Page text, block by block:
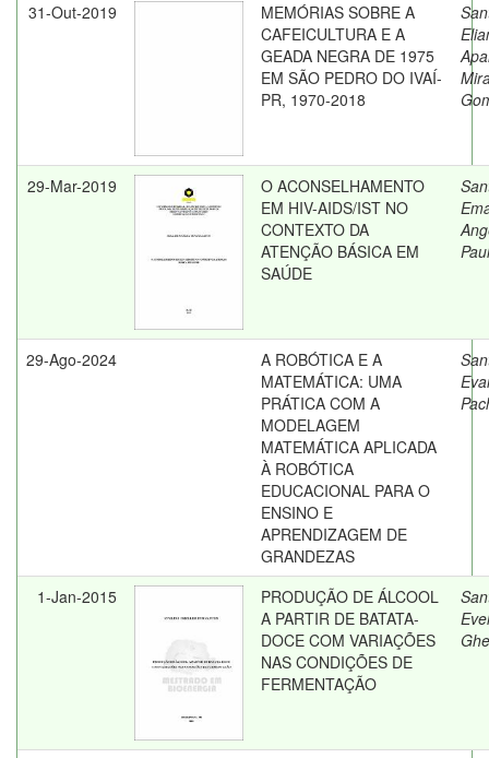
31-Out-2019
MEMÓRIAS SOBRE A
CAFEICULTURA E A
GEADA NEGRA DE 1975
EM SÃO PEDRO DO IVAÍ-
PR, 1970-2018
29-Mar-2019
O ACONSELHAMENTO
EM HIV-AIDS/IST NO
CONTEXTO DA
ATENÇÃO BÁSICA EM
SAÚDE
29-Ago-2024
A ROBÓTICA E A
MATEMÁTICA: UMA
PRÁTICA COM A
MODELAGEM
MATEMÁTICA APLICADA
À ROBÓTICA
EDUCACIONAL PARA O
ENSINO E
APRENDIZAGEM DE
GRANDEZAS
1-Jan-2015
PRODUÇÃO DE ÁLCOOL
A PARTIR DE BATATA-
DOCE COM VARIAÇÕES
NAS CONDIÇÕES DE
FERMENTAÇÃO